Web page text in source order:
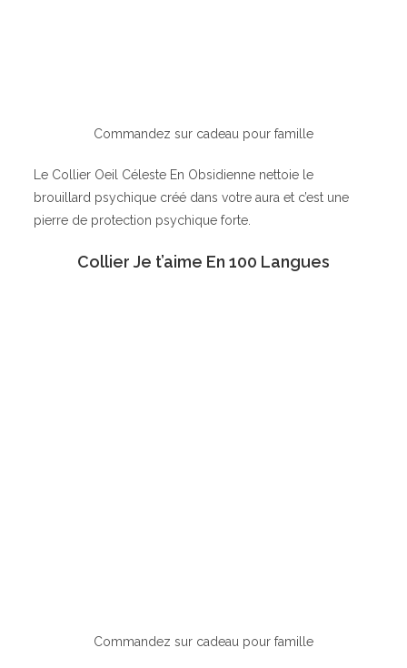
Commandez sur cadeau pour famille
Le Collier Oeil Céleste En Obsidienne nettoie le
brouillard psychique créé dans votre aura et c’est une
pierre de protection psychique forte.
Collier Je t’aime En 100 Langues
Commandez sur cadeau pour famille